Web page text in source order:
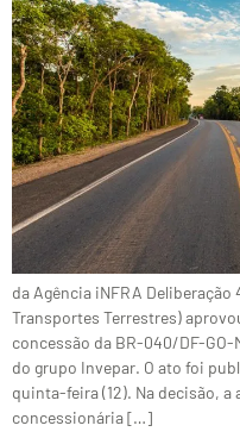
da Agência iNFRA Deliberação
Transportes Terrestres)
concessão da BR-040/DF-
do grupo Invepar. O ato foi
quinta-feira (12). Na decisão,
concessionária […]